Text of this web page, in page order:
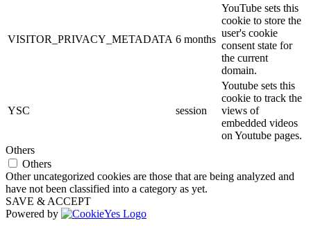
VISITOR_PRIVACY_METADATA 6 months
YouTube sets this
cookie to store the
user's cookie
consent state for
the current
domain.
YSC session
Youtube sets this
cookie to track the
views of
embedded videos
on Youtube pages.
Others
Others
Other uncategorized cookies are those that are being analyzed and
have not been classified into a category as yet.
SAVE & ACCEPT
Powered by